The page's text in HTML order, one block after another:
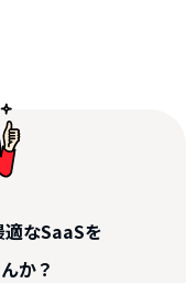
適なSaaSを
か？